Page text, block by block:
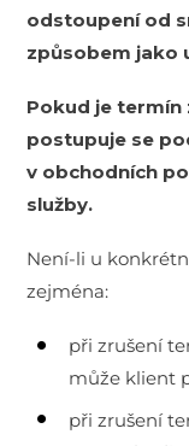
odstoupení od
způsobem jako
Pokud je termín
postupuje se
v obchodních
služby.
Není-li u
zejména:
při zrušení
může klient
při zrušení